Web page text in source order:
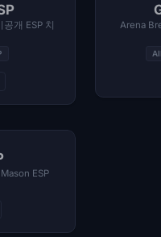
개 ESP 치
Arena
ESP